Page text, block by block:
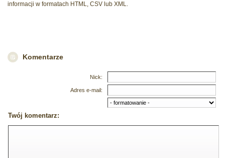
informacji w formatach HTML, CSV lub XML.
Komentarze
Nick:
Adres e-mail:
Twój komentarz: